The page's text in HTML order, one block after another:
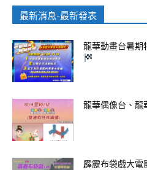
最新消息-最新發表
龍華動畫台暑
龍華偶像台、龍
霹靂布袋戲大電